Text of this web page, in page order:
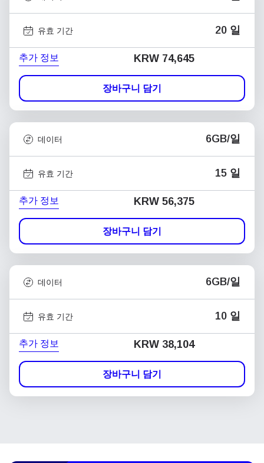
유효 기간 20 일
추가 정보 KRW 74,645
장바구니 담기
데이터 6GB/일
유효 기간 15 일
추가 정보 KRW 56,375
장바구니 담기
데이터 6GB/일
유효 기간 10 일
추가 정보 KRW 38,104
장바구니 담기